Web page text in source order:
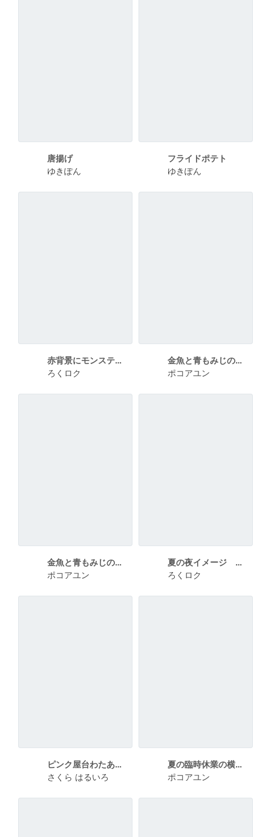
唐揚げ
ゆきぽん
フライドポテト
ゆきぽん
赤背景にモンステラ セールのポスター
ろくロク
金魚と青もみじの横長の夏季休業ポスター
ポコアユン
金魚と青もみじの夏季休業ポスター
ポコアユン
夏の夜イメージ セールのポスター
ろくロク
ピンク屋台わたあめポスターA4
さくら はるいろ
夏の臨時休業の横長のお知らせ
ポコアユン